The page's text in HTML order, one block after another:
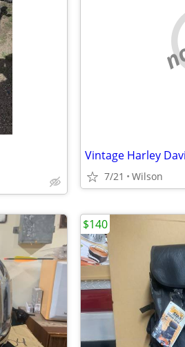
Vintage Harley
7/21 Wilson
$140